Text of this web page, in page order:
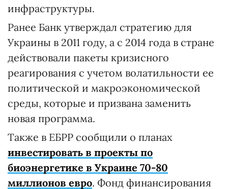
инфраструктуры.
Ранее Банк утверждал стратегию для
Украины в 2011 году, а с 2014 года в стране
действовали пакеты кризисного
реагирования с учетом волатильности ее
политической и макроэкономической
среды, которые и призвана заменить
новая программа.
Также в ЕБРР сообщили о планах
инвестировать в проекты по
биоэнергетике в Украине 70-80
миллионов евро. Фонд финансирования